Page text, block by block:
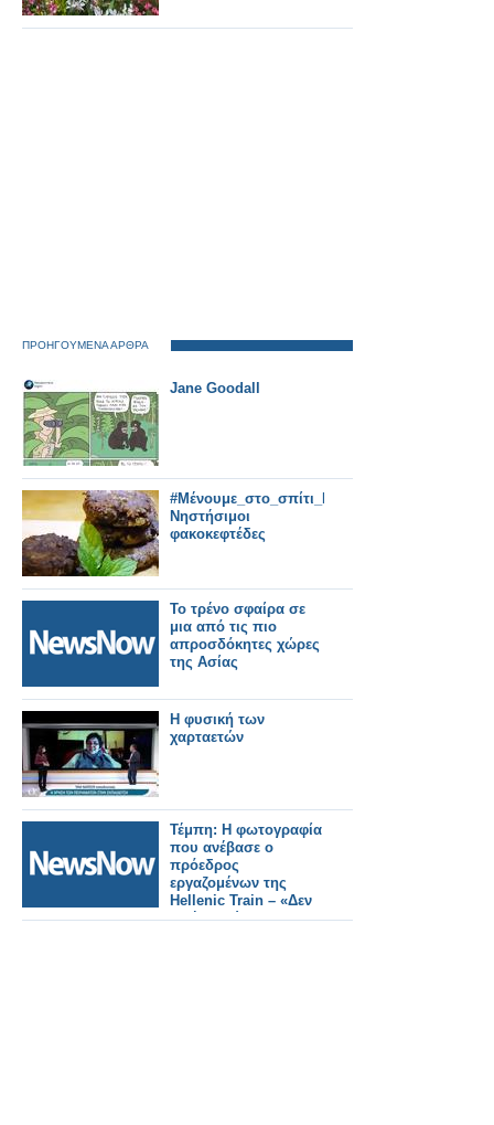
ΠΡΟΗΓΟΥΜΕΝΑ ΑΡΘΡΑ
Jane Goodall
Νηστήσιμοι
φακοκεφτέδες
Το τρένο σφαίρα σε
μια από τις πιο
απροσδόκητες χώρες
της Ασίας
Η φυσική των
χαρταετών
Τέμπη: Η φωτογραφία
που ανέβασε ο
πρόεδρος
εργαζομένων της
Hellenic Train – «Δεν
υπήρχε εύφλεκτο